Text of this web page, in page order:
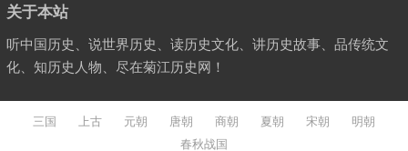
关于本站
听中国历史、说世界历史、读历史文化、讲历史故事、品传统文
化、知历史人物、尽在菊江历史网！
三国 上古 元朝 唐朝 商朝 夏朝 宋朝
明朝
春秋战国